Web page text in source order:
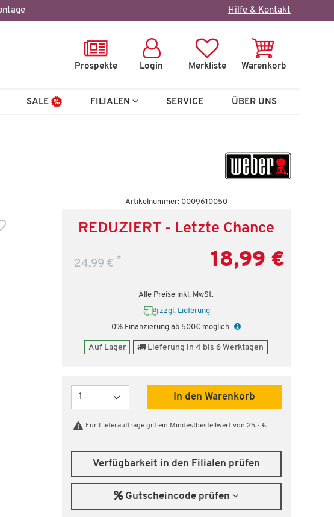
Hilfe & Kontakt
Prospekte Login Merkliste Warenkorb
SALE FILIALEN SERVICE ÜBER UNS
Artikelnummer: 0009610050
REDUZIERT - Letzte Chance
24,99 €* 18,99 €
Alle Preise inkl. MwSt.
zzgl. Lieferung
0% Finanzierung ab 500€ möglich
Auf Lager Lieferung in 4 bis 6 Werktagen
Menge
In den Warenkorb
Für Lieferaufträge gilt ein Mindestbestellwert von 25,- €.
Verfügbarkeit in den Filialen prüfen
Gutscheincode prüfen